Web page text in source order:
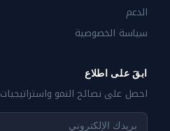
الدعم
سياسة الخصوصية
ابقَ على اطلاع
احصل على نصائح النمو واستراتيجيات SEO وآخر التحديثات.